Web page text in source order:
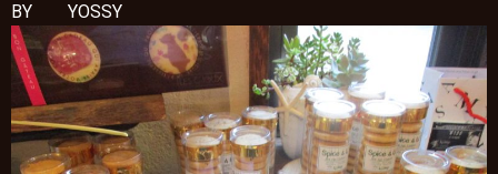
BY YOSSY